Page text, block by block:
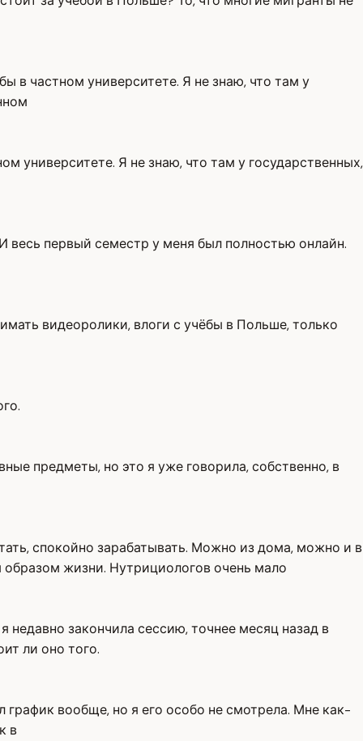
в частном университете. Я не знаю, что там у
университете. Я не знаю, что там у государственных,
первый семестр у меня был полностью онлайн.
видеоролики, влоги с учёбы в Польше, только
предметы, но это я уже говорила, собственно, в
спокойно зарабатывать. Можно из дома, можно и в
жизни. Нутрициологов очень мало
недавно закончила сессию, точнее месяц назад в
ли оно того.
вообще, но я его особо не смотрела. Мне как-
в